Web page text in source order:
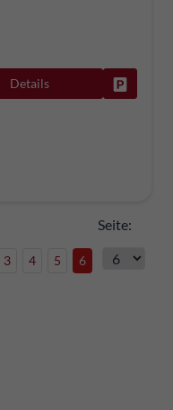
Details
Seite:
3 4 5 6